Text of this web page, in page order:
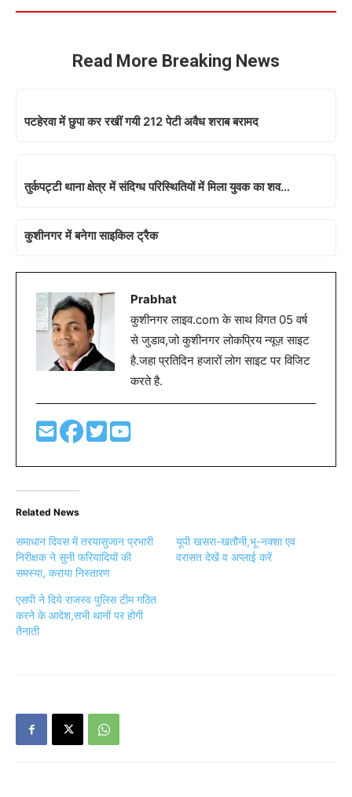
Read More Breaking News
पटहेरवा में छुपा कर रखीं गयी 212 पेटी अवैध शराब बरामद
तुर्कपट्टी थाना क्षेत्र में संदिग्ध परिस्थितियों में मिला युवक का शव…
कुशीनगर में बनेगा साइकिल ट्रैक
Prabhat
कुशीनगर लाइव.com के साथ विगत 05 वर्ष
से जुडाव,जो कुशीनगर लोकप्रिय न्यूज़ साइट
है.जहा प्रतिदिन हजारों लोग साइट पर विजिट
करते है.
Related News
समाधान दिवस में तरयासुजान प्रभारी
निरीक्षक ने सुनी फरियादियों की
समस्या, कराया निस्तारण
यूपी खसरा-खतौनी,भू-नक्शा एव
वरासत देखें व अप्लाई करें
एसपी ने दिये राजस्व पुलिस टीम गठित
करने के आदेश,सभी थानों पर होगी
तैनाती